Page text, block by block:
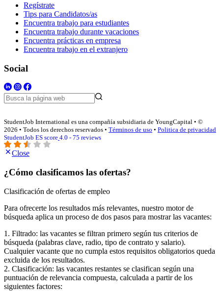
Regístrate
Tips para Candidatos/as
Encuentra trabajo para estudiantes
Encuentra trabajo durante vacaciones
Encuentra prácticas en empresa
Encuentra trabajo en el extranjero
Social
StudentJob International es una compañía subsidiaria de YoungCapital • ©
2026 • Todos los derechos reservados • Términos de uso • Politica de privacidad
StudentJob ES score 4.0 - 75 reviews
Close
¿Cómo clasificamos las ofertas?
Clasificación de ofertas de empleo
Para ofrecerte los resultados más relevantes, nuestro motor de
búsqueda aplica un proceso de dos pasos para mostrar las vacantes:
1. Filtrado: las vacantes se filtran primero según tus criterios de
búsqueda (palabras clave, radio, tipo de contrato y salario).
Cualquier vacante que no cumpla estos requisitos obligatorios queda
excluida de los resultados.
2. Clasificación: las vacantes restantes se clasifican según una
puntuación de relevancia compuesta, calculada a partir de los
siguientes factores: